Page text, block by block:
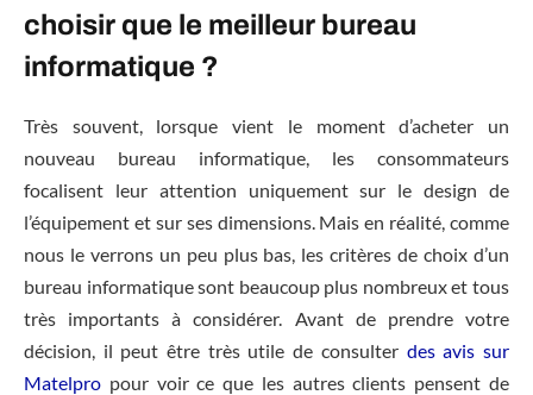
choisir que le meilleur bureau
informatique ?
Très souvent, lorsque vient le moment d’acheter un
nouveau bureau informatique, les consommateurs
focalisent leur attention uniquement sur le design de
l’équipement et sur ses dimensions. Mais en réalité, comme
nous le verrons un peu plus bas, les critères de choix d’un
bureau informatique sont beaucoup plus nombreux et tous
très importants à considérer. Avant de prendre votre
décision, il peut être très utile de consulter des avis sur
Matelpro pour voir ce que les autres clients pensent de